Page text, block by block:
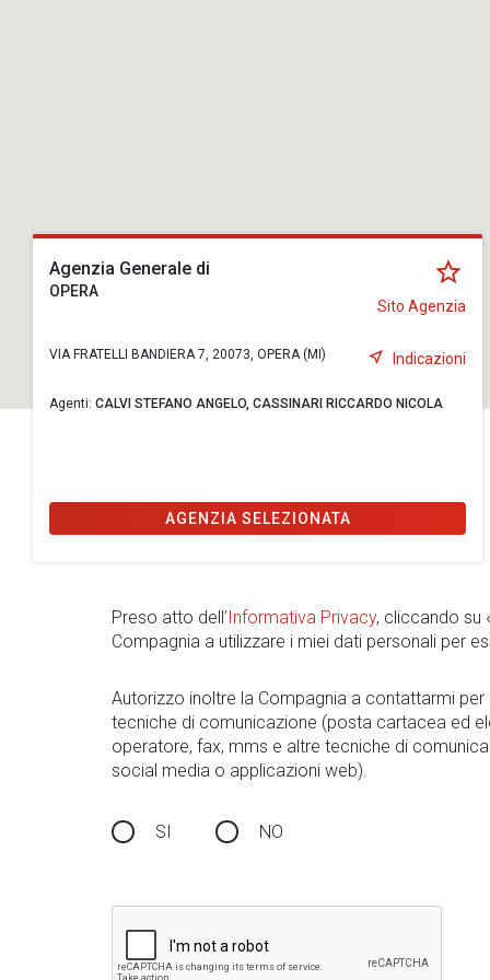
Agenzia Generale di
OPERA
Sito Agenzia
VIA FRATELLI BANDIERA 7, 20073, OPERA (MI) Indicazioni
Agenti: CALVI STEFANO ANGELO, CASSINARI RICCARDO NICOLA
AGENZIA SELEZIONATA
Preso atto dell’Informativa Privacy, cliccando su
Compagnia a utilizzare i miei dati personali per
Autorizzo inoltre la Compagnia a contattarmi
tecniche di comunicazione (posta cartacea ed
operatore, fax, mms e altre tecniche di
social media o applicazioni web).
SI NO